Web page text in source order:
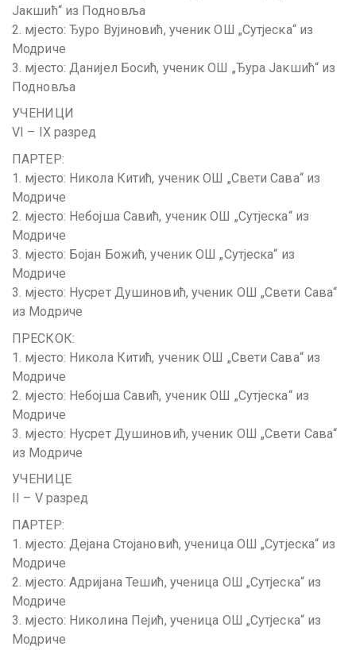
Јакшић“ из Подновља
2. мјесто: Ђуро Вујиновић, ученик ОШ „Сутјеска“ из
Модриче
3. мјесто: Данијел Босић, ученик ОШ „Ђура Јакшић“ из
Подновља
УЧЕНИЦИ
VI – IX разред
ПАРТЕР:
1. мјесто: Никола Китић, ученик ОШ „Свети Сава“ из
Модриче
2. мјесто: Небојша Савић, ученик ОШ „Сутјеска“ из
Модриче
3. мјесто: Бојан Божић, ученик ОШ „Сутјеска“ из
Модриче
3. мјесто: Нусрет Душиновић, ученик ОШ „Свети Сава“
из Модриче
ПРЕСКОК:
1. мјесто: Никола Китић, ученик ОШ „Свети Сава“ из
Модриче
2. мјесто: Небојша Савић, ученик ОШ „Сутјеска“ из
Модриче
3. мјесто: Нусрет Душиновић, ученик ОШ „Свети Сава“
из Модриче
УЧЕНИЦЕ
II – V разред
ПАРТЕР:
1. мјесто: Дејана Стојановић, ученица ОШ „Сутјеска“ из
Модриче
2. мјесто: Адријана Тешић, ученица ОШ „Сутјеска“ из
Модриче
3. мјесто: Николина Пејић, ученица ОШ „Сутјеска“ из
Модриче